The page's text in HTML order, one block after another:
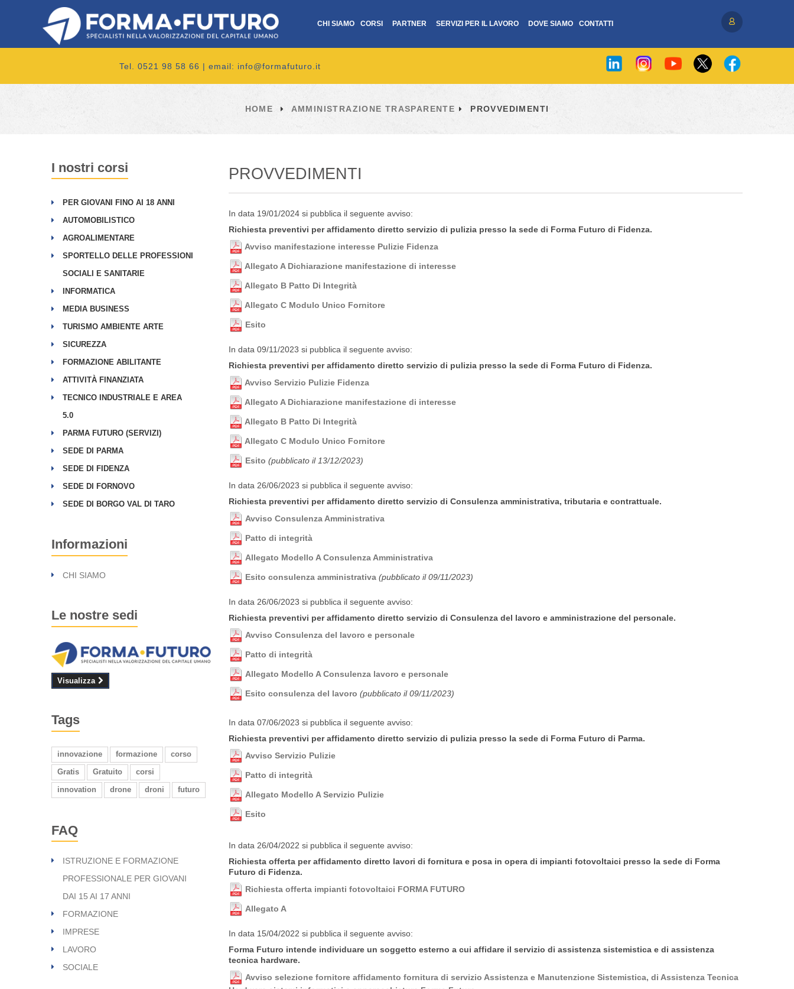
CHI SIAMO CORSI PARTNER SERVIZI PER IL LAVORO DOVE SIAMO CONTATTI
Tel. 0521 98 58 66 | email: info@formafuturo.it
HOME AMMINISTRAZIONE TRASPARENTE PROVVEDIMENTI
I nostri corsi
PER GIOVANI FINO AI 18 ANNI
AUTOMOBILISTICO
AGROALIMENTARE
SPORTELLO DELLE PROFESSIONI
SOCIALI E SANITARIE
INFORMATICA
MEDIA BUSINESS
TURISMO AMBIENTE ARTE
SICUREZZA
FORMAZIONE ABILITANTE
ATTIVITÀ FINANZIATA
TECNICO INDUSTRIALE E AREA
5.0
PARMA FUTURO (SERVIZI)
SEDE DI PARMA
SEDE DI FIDENZA
SEDE DI FORNOVO
SEDE DI BORGO VAL DI TARO
Informazioni
CHI SIAMO
Le nostre sedi
Visualizza
Tags
innovazione formazione
corso
Gratis
Gratuito
corsi
innovation
drone droni futuro
FAQ
ISTRUZIONE E FORMAZIONE
PROFESSIONALE PER GIOVANI
DAI 15 AI 17 ANNI
FORMAZIONE
IMPRESE
LAVORO
SOCIALE
PROVVEDIMENTI
In data 19/01/2024 si pubblica il seguente avviso:
Richiesta preventivi per affidamento diretto servizio di pulizia presso la sede di Forma Futuro di Fidenza.
Avviso manifestazione interesse Pulizie Fidenza
Allegato A Dichiarazione manifestazione di interesse
Allegato B Patto Di Integrità
Allegato C Modulo Unico Fornitore
Esito
In data 09/11/2023 si pubblica il seguente avviso:
Richiesta preventivi per affidamento diretto servizio di pulizia presso la sede di Forma Futuro di Fidenza.
Avviso Servizio Pulizie Fidenza
Allegato A Dichiarazione manifestazione di interesse
Allegato B Patto Di Integrità
Allegato C Modulo Unico Fornitore
Esito (pubblicato il 13/12/2023)
In data 26/06/2023 si pubblica il seguente avviso:
Richiesta preventivi per affidamento diretto servizio di Consulenza amministrativa, tributaria e contrattuale.
Avviso Consulenza Amministrativa
Patto di integrità
Allegato Modello A Consulenza Amministrativa
Esito consulenza amministrativa (pubblicato il 09/11/2023)
In data 26/06/2023 si pubblica il seguente avviso:
Richiesta preventivi per affidamento diretto servizio di Consulenza del lavoro e amministrazione del personale.
Avviso Consulenza del lavoro e personale
Patto di integrità
Allegato Modello A Consulenza lavoro e personale
Esito consulenza del lavoro (pubblicato il 09/11/2023)
In data 07/06/2023 si pubblica il seguente avviso:
Richiesta preventivi per affidamento diretto servizio di pulizia presso la sede di Forma Futuro di Parma.
Avviso Servizio Pulizie
Patto di integrità
Allegato Modello A Servizio Pulizie
Esito
In data 26/04/2022 si pubblica il seguente avviso:
Richiesta offerta per affidamento diretto lavori di fornitura e posa in opera di impianti fotovoltaici presso la sede di Forma
Futuro di Fidenza.
Richiesta offerta impianti fotovoltaici FORMA FUTURO
Allegato A
In data 15/04/2022 si pubblica il seguente avviso:
Forma Futuro intende individuare un soggetto esterno a cui affidare il servizio di assistenza sistemistica e di assistenza
tecnica hardware.
Avviso selezione fornitore affidamento fornitura di servizio Assistenza e Manutenzione Sistemistica, di Assistenza Tecnica